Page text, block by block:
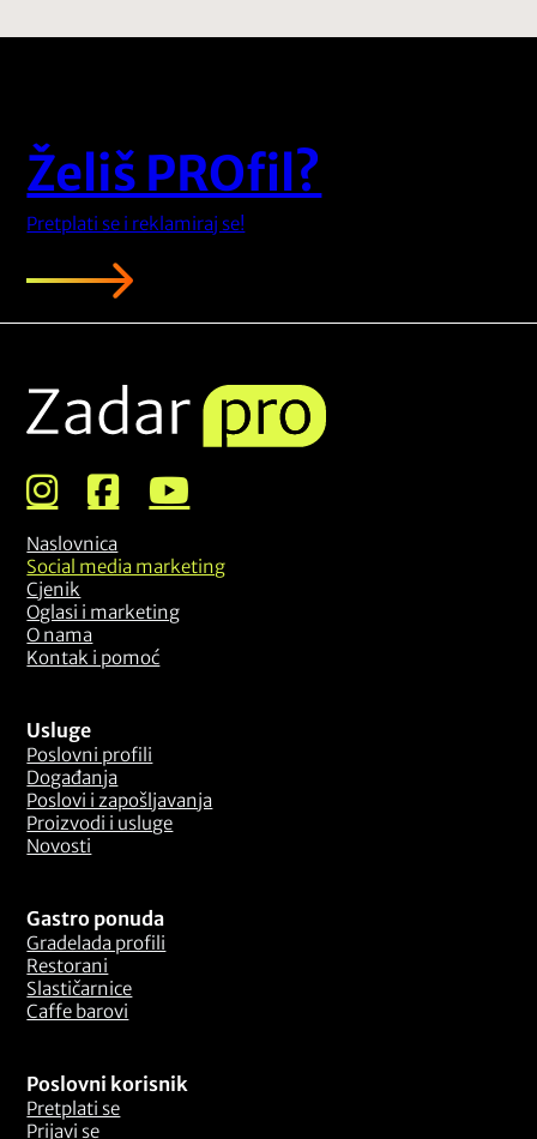
Želiš PROfil?
Pretplati se i reklamiraj se!
Naslovnica
Social media marketing
Cjenik
Oglasi i marketing
O nama
Kontak i pomoć
Usluge
Poslovni profili
Događanja
Poslovi i zapošljavanja
Proizvodi i usluge
Novosti
Gastro ponuda
Gradelada profili
Restorani
Slastičarnice
Caffe barovi
Poslovni korisnik
Pretplati se
Prijavi se